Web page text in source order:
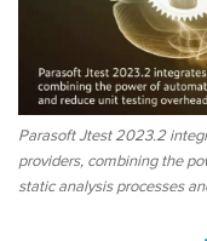
Parasoft Jtest 2023.2
providers, combining the
static analysis processes